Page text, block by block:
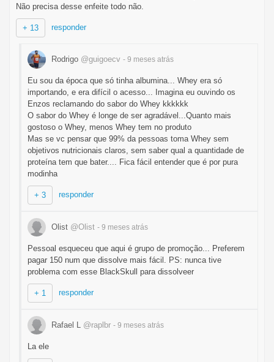
Não precisa desse enfeite todo não.
+ 13 responder
Rodrigo @guigoecv - 9 meses atrás
Eu sou da época que só tinha albumina... Whey era só
importando, e era difícil o acesso... Imagina eu ouvindo os
Enzos reclamando do sabor do Whey kkkkkk
O sabor do Whey é longe de ser agradável...Quanto mais
gostoso o Whey, menos Whey tem no produto
Mas se vc pensar que 99% da pessoas toma Whey sem
objetivos nutricionais claros, sem saber qual a quantidade de
proteína tem que bater.... Fica fácil entender que é por pura
modinha
+ 3 responder
Olist @Olist - 9 meses atrás
Pessoal esqueceu que aqui é grupo de promoção... Preferem
pagar 150 num que dissolve mais fácil. PS: nunca tive
problema com esse BlackSkull para dissolveer
+ 1 responder
Rafael L @raplbr - 9 meses atrás
La ele